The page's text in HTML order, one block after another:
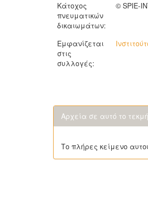
Κάτοχος
πνευματικών
δικαιωμάτων:
© SPIE-
Εμφανίζεται
στις
συλλογές:
Αρχεία σε αυτό το
Το πλήρες κείμενο